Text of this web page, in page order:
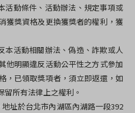
活動條件、活動辦法、規定事項或
獲獎資格及更換獲獎者的權利，獲
本活動相關辦法、偽造、詐欺或人
他明顯違反活動公平性之方式參加
，已領取獎項者，須立即返還，如
所有法律上之權利。
址於台北市內湖區內湖路一段392